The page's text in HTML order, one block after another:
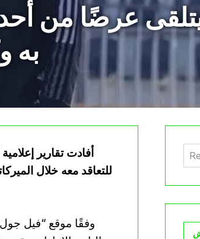
عرضًا من أحد
به
أفادت تقارير
للتعاقد معه خلال
وفقًا موقع “فيل